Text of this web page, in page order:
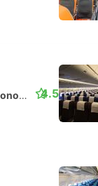
klasa 4.5